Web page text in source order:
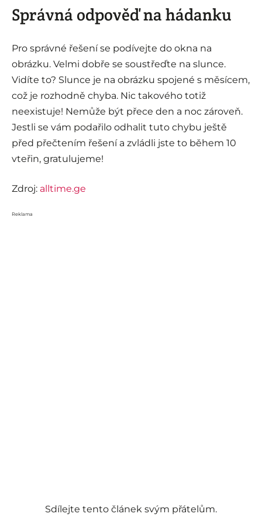
Správná odpověď na hádanku
Pro správné řešení se podívejte do okna na
obrázku. Velmi dobře se soustřeďte na slunce.
Vidíte to? Slunce je na obrázku spojené s měsícem,
což je rozhodně chyba. Nic takového totiž
neexistuje! Nemůže být přece den a noc zároveň.
Jestli se vám podařilo odhalit tuto chybu ještě
před přečtením řešení a zvládli jste to během 10
vteřin, gratulujeme!
Zdroj: alltime.ge
Reklama
Sdílejte tento článek svým přátelům.